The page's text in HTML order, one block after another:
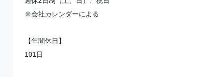
※会社カレンダーによる
【年間休日】
101日